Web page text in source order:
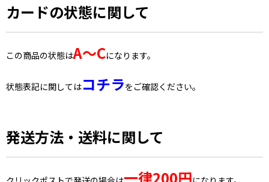
カードの状態に関して
この商品の状態はA〜Cになります。
状態表記に関してはコチラをご確認ください。
発送方法・送料に関して
一律200円